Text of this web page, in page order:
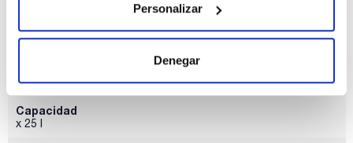
Personalizar
Denegar
Capacidad
x 25 l